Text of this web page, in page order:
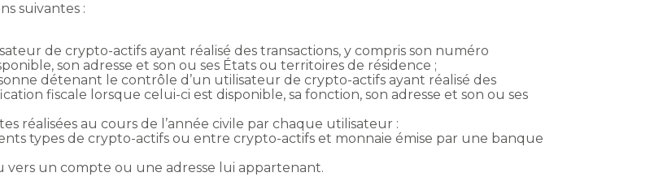
suivantes :
de crypto-actifs ayant réalisé des transactions, y compris son numéro
son adresse et son ou ses États ou territoires de résidence ;
détenant le contrôle d’un utilisateur de crypto-actifs ayant réalisé des
fiscale lorsque celui-ci est disponible, sa fonction, son adresse et son ou ses
réalisées au cours de l’année civile par chaque utilisateur :
types de crypto-actifs ou entre crypto-actifs et monnaie émise par une banque
vers un compte ou une adresse lui appartenant.